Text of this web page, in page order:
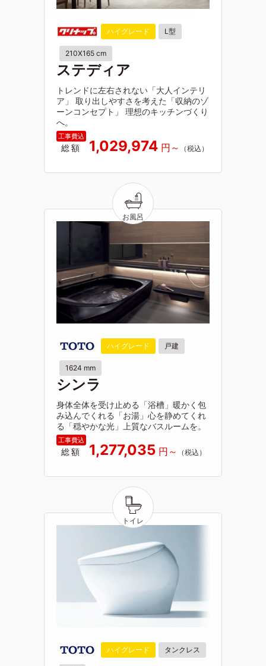
ハイグレード L型
210X165 cm
ステディア
トレンドに左右されない「大人インテリ
ア」 取り出しやすさを考えた「収納のゾ
ーンコンセプト」 理想のキッチンづくり
へ。
総額 1,029,974
ハイグレード 戸建
1624 mm
シンラ
身体全体を受け止める「浴槽」暖かく包
み込んでくれる「お湯」心を静めてくれ
る「穏やかな光」上質なバスルームを。
総額 1,277,035
ハイグレード タンクレス